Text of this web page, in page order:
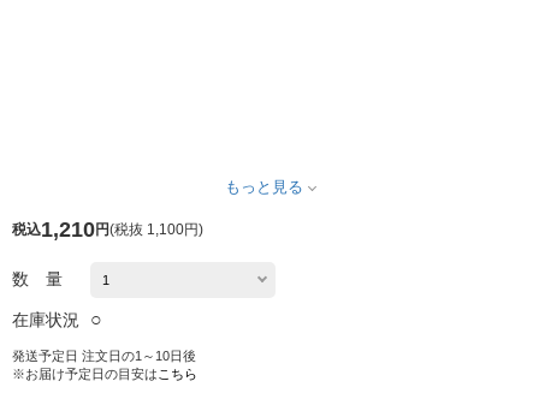
もっと見る
税込1,210円(税抜 1,100円)
数 量
在庫状況 ○
発送予定日 注文日の1～10日後
※お届け予定日の目安は こちら